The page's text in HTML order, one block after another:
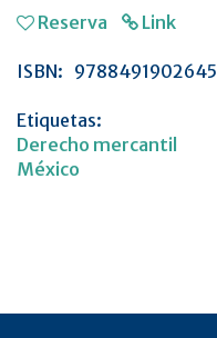
Reserva
Link
ISBN: 9788491902645
Etiquetas:
Derecho mercantil
México